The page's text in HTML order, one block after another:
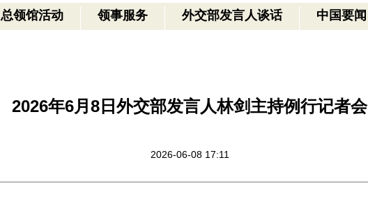
总领馆活动 领事服务 外交部发言人谈话 中国要闻
2026年6月8日外交部发言人林剑主持例行记者会
2026-06-08 17:11